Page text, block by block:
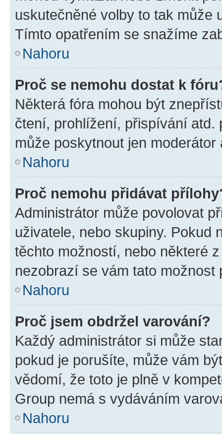
uskutečněné volby to tak může
Tímto opatřením se snažíme
Nahoru
Proč se nemohu dostat k
Některá fóra mohou být
čtení, prohlížení, přispívání atd.
může poskytnout jen
Nahoru
Proč nemohu přidávat
Administrátor může povolovat
uživatele, nebo skupiny. Pokud
těchto možností, nebo některé
nezobrazí se vám tato
Nahoru
Proč jsem obdržel varování?
Každý administrátor si může
pokud je porušíte, může vám
vědomí, že toto je plně v
Group nemá s vydáváním
Nahoru